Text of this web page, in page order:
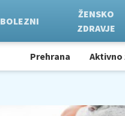
BOLEZNI
ŽENSKO
ZDRAVJE
Prehrana Aktivno